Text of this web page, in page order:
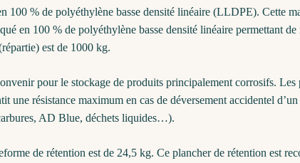
100 % de polyéthylène basse densité linéaire (LLDPE). Cette
en 100 % de polyéthylène basse densité linéaire permettant
est de 1000 kg.
pour le stockage de produits principalement corrosifs.
une résistance maximum en cas de déversement accidentel
AD Blue, déchets liquides…).
de rétention est de 24,5 kg. Ce plancher de rétention est